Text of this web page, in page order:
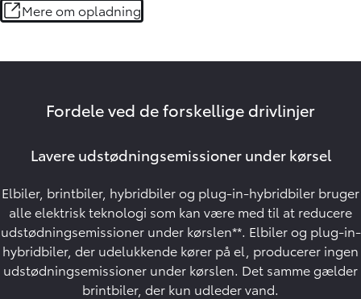
Mere om opladning
Fordele ved de forskellige drivlinjer
Lavere udstødningsemissioner under kørsel
Elbiler, brintbiler, hybridbiler og plug-in-hybridbiler bruger
alle elektrisk teknologi som kan være med til at reducere
udstødningsemissioner under kørslen**. Elbiler og plug-in-
hybridbiler, der udelukkende kører på el, producerer ingen
udstødningsemissioner under kørslen. Det samme gælder
brintbiler, der kun udleder vand.